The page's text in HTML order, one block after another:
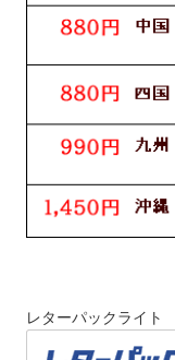
レターパックライ